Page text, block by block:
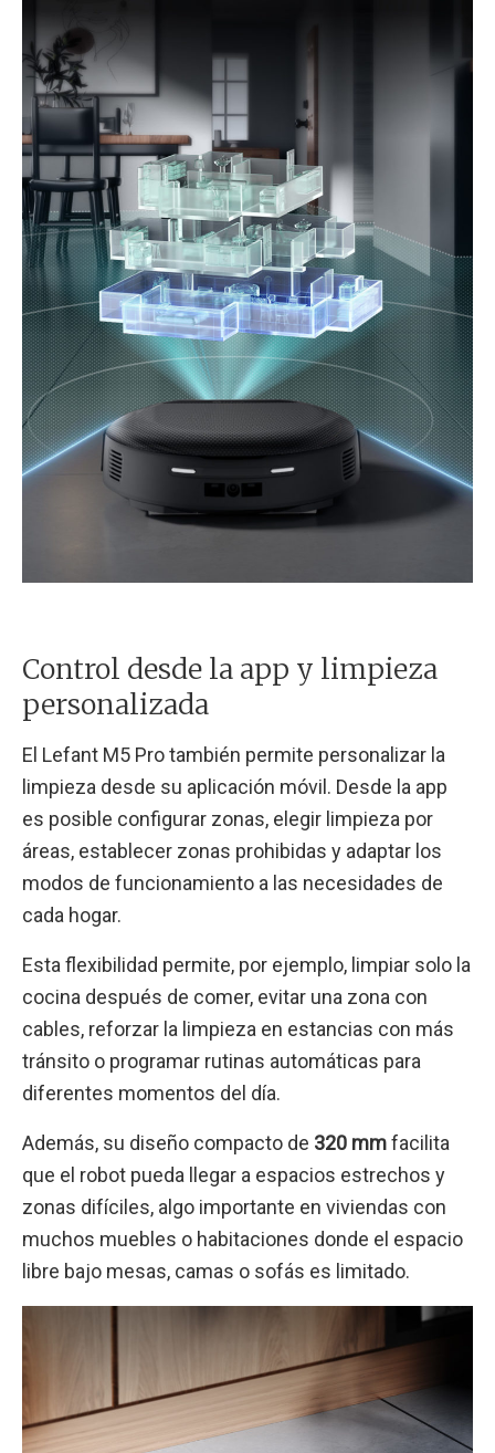
Control desde la app y limpieza
personalizada
El Lefant M5 Pro también permite personalizar la
limpieza desde su aplicación móvil. Desde la app
es posible configurar zonas, elegir limpieza por
áreas, establecer zonas prohibidas y adaptar los
modos de funcionamiento a las necesidades de
cada hogar.
Esta flexibilidad permite, por ejemplo, limpiar solo la
cocina después de comer, evitar una zona con
cables, reforzar la limpieza en estancias con más
tránsito o programar rutinas automáticas para
diferentes momentos del día.
Además, su diseño compacto de 320 mmfacilita
que el robot pueda llegar a espacios estrechos y
zonas difíciles, algo importante en viviendas con
muchos muebles o habitaciones donde el espacio
libre bajo mesas, camas o sofás es limitado.